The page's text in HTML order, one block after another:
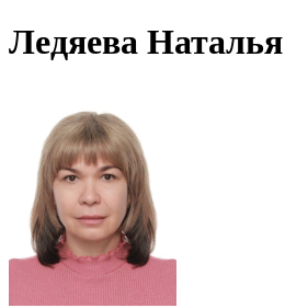
Ледяева